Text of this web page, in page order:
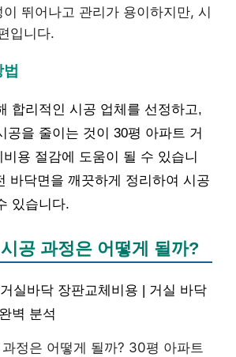
뛰어나고 관리가 용이하지만, 시
입니다.
합리적인 시공 업체를 선정하고,
공을 줄이는 것이 30평 아파트 거
용 절감에 도움이 될 수 있습니
바닥면을 깨끗하게 정리하여 시공
있습니다.
공 과정은 어떻게 될까?
실바닥 장판교체비용 | 거실 바닥
벽 분석
정은 어떻게 될까? 30평 아파트